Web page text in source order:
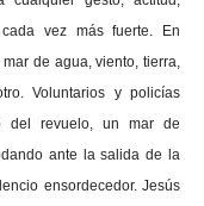
vez más fuerte. En
de agua, viento, tierra,
Voluntarios y policías
del revuelo, un mar de
ante la salida de la
ensordecedor. Jesús